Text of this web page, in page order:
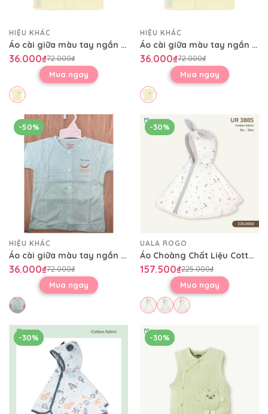
HIỆU KHÁC
Áo cài giữa màu tay ngắn AL0004
36.000₫72.000₫
Mua ngay
HIỆU KHÁC
Áo cài giữa màu tay ngắn AL0004
36.000₫72.000₫
Mua ngay
-50%
HIỆU KHÁC
Áo cài giữa màu tay ngắn AL0004
36.000₫72.000₫
Mua ngay
-30%
UALA ROGO
Áo Choàng Chất Liệu Cotton UR 3885
157.500₫225.000₫
Mua ngay
-30% -30%